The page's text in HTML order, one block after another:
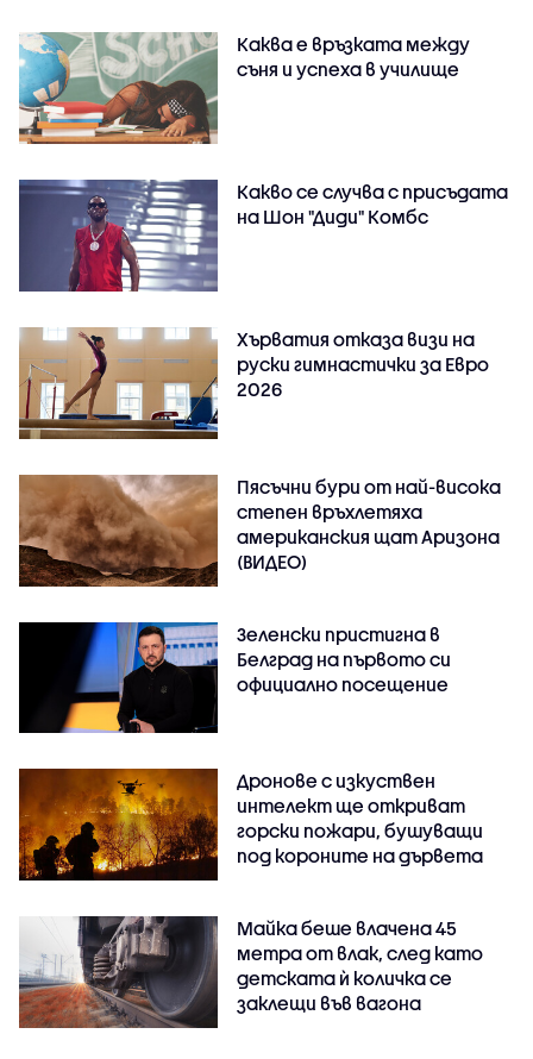
Каква е връзката между
съня и успеха в училище
Какво се случва с присъдата
на Шон "Диди" Комбс
Хърватия отказа визи на
руски гимнастички за Евро
2026
Пясъчни бури от най-висока
степен връхлетяха
американския щат Аризона
(ВИДЕО)
Зеленски пристигна в
Белград на първото си
официално посещение
Дронове с изкуствен
интелект ще откриват
горски пожари, бушуващи
под короните на дървета
Майка беше влачена 45
метра от влак, след като
детската ѝ количка се
заклещи във вагона